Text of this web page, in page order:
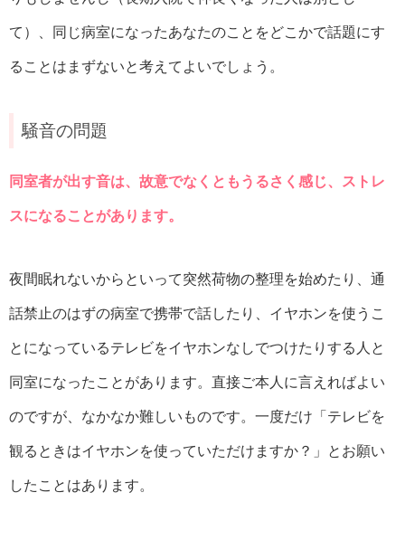
て）、同じ病室になったあなたのことをどこかで話題にす
ることはまずないと考えてよいでしょう。
騒音の問題
同室者が出す音は、故意でなくともうるさく感じ、ストレ
スになることがあります。
夜間眠れないからといって突然荷物の整理を始めたり、通
話禁止のはずの病室で携帯で話したり、イヤホンを使うこ
とになっているテレビをイヤホンなしでつけたりする人と
同室になったことがあります。直接ご本人に言えればよい
のですが、なかなか難しいものです。一度だけ「テレビを
観るときはイヤホンを使っていただけますか？」とお願い
したことはあります。